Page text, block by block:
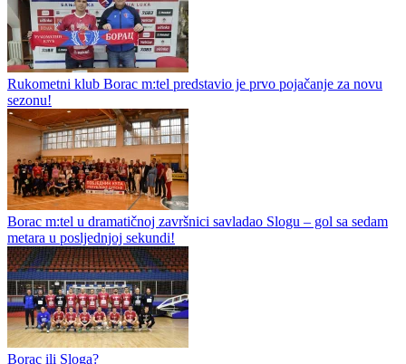
Borac kreće u pripreme za sezonu 2026/27
Rukometni klub Borac u ponedjeljak započinje pripreme za novi
takmičarski ciklus i ulazi u sezonu 2026/27 sa jasnim ambicijama na
domaćoj i evropskoj sceni. Prvo okupljanje zakazano je za...
Srednji bek Armin Bulić potpisao za RK Borac
Rukometni klub Borac m:tel predstavio je prvo pojačanje za novu
sezonu!